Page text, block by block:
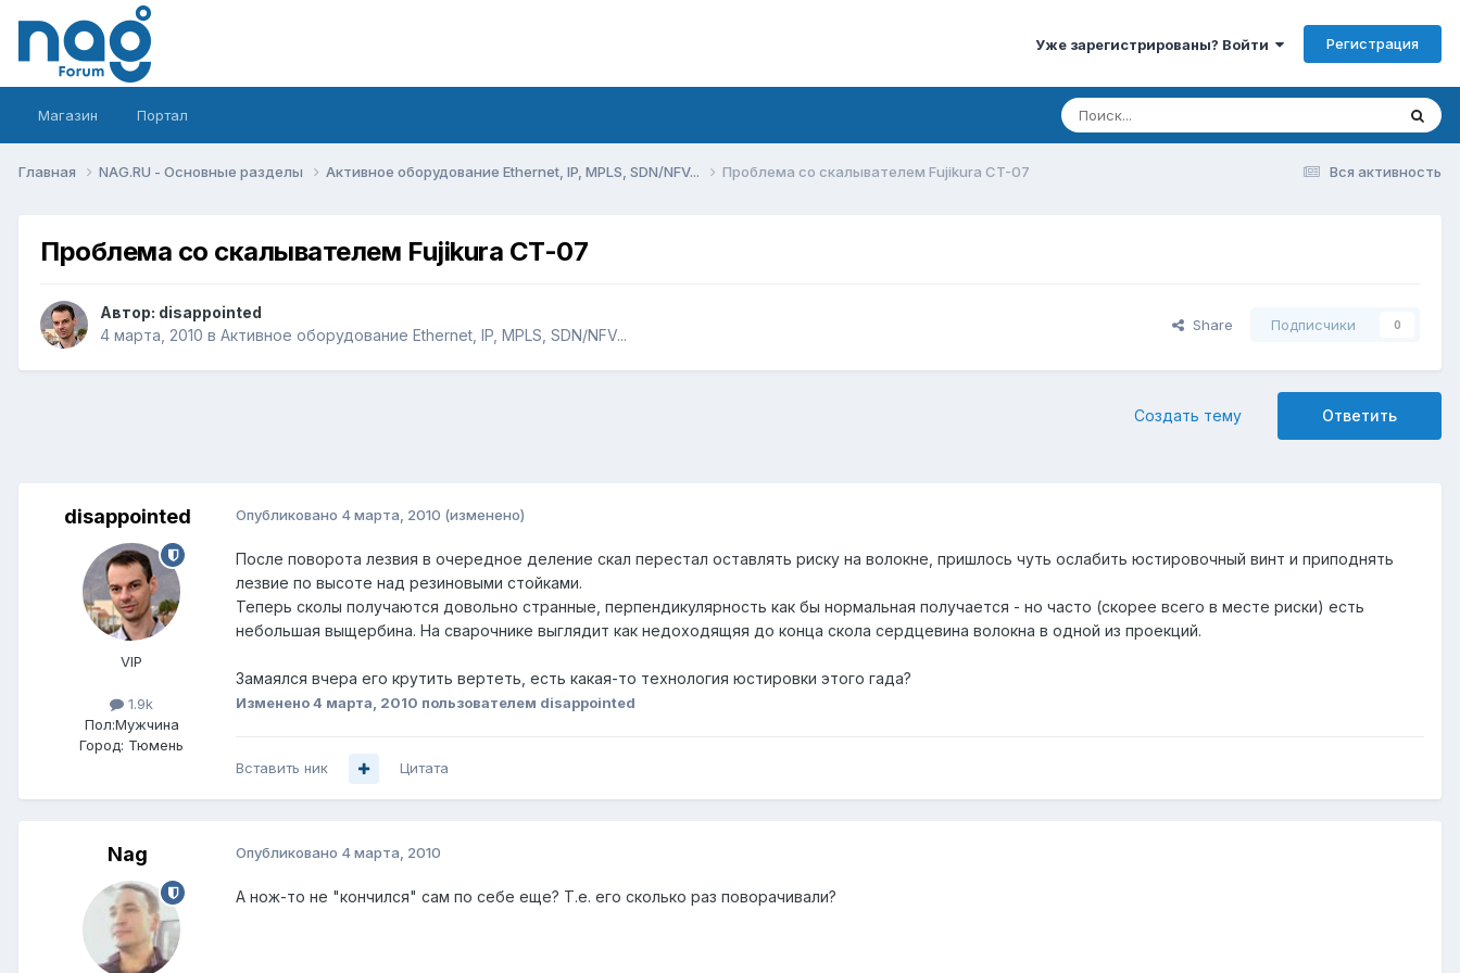
Уже зарегистрированы? Войти Регистрация
Магазин Портал
Вся активность
Главная NAG.RU - Основные разделы Активное оборудование Ethernet, IP, MPLS, SDN/NFV... Проблема со скалывателем Fujikura CT-07
Проблема со скалывателем Fujikura CT-07
Автор: disappointed
4 марта, 2010 в Активное оборудование Ethernet, IP, MPLS, SDN/NFV...
Share Подписчики 0
Ответить
Создать тему
disappointed
VIP
1.9k
Пол:Мужчина
Город: Тюмень
Опубликовано 4 марта, 2010 (изменено)
После поворота лезвия в очередное деление скал перестал оставлять риску на волокне, пришлось чуть ослабить юстировочный винт и приподнять
лезвие по высоте над резиновыми стойками.
Теперь сколы получаются довольно странные, перпендикулярность как бы нормальная получается - но часто (скорее всего в месте риски) есть
небольшая выщербина. На сварочнике выглядит как недоходящяя до конца скола сердцевина волокна в одной из проекций.
Замаялся вчера его крутить вертеть, есть какая-то технология юстировки этого гада?
Изменено4 марта, 2010 пользователем disappointed
Вставить ник Цитата
Nag Опубликовано 4 марта, 2010
А нож-то не "кончился" сам по себе еще? Т.е. его сколько раз поворачивали?